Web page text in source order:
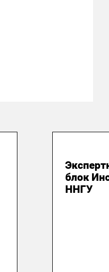
блок
ННГУ